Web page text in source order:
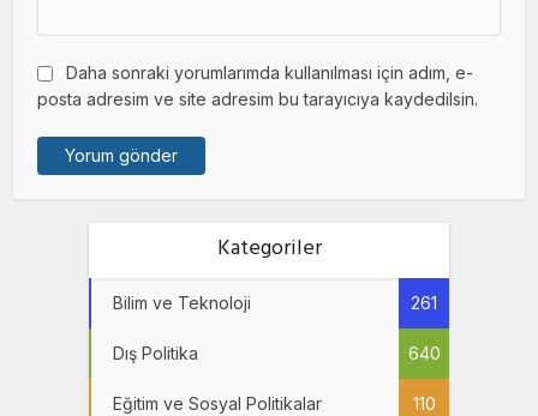
Daha sonraki yorumlarımda kullanılması için adım, e-
posta adresim ve site adresim bu tarayıcıya kaydedilsin.
Kategoriler
Bilim ve Teknoloji 261
Dış Politika 640
Eğitim ve Sosyal Politikalar 110